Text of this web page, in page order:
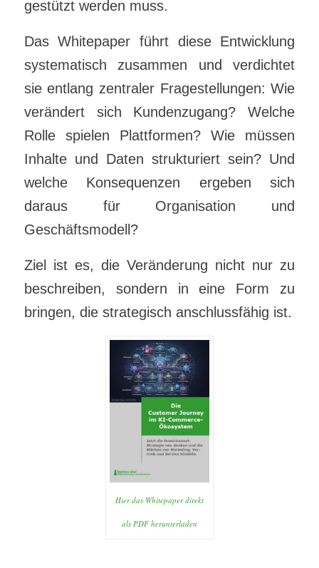
gestützt werden muss.
Das Whitepaper führt diese Entwicklung
systematisch zusammen und verdichtet
sie entlang zentraler Fragestellungen: Wie
verändert sich Kundenzugang? Welche
Rolle spielen Plattformen? Wie müssen
Inhalte und Daten strukturiert sein? Und
welche Konsequenzen ergeben sich
daraus für Organisation und
Geschäftsmodell?
Ziel ist es, die Veränderung nicht nur zu
beschreiben, sondern in eine Form zu
bringen, die strategisch anschlussfähig ist.
Hier das Whitepaper direkt
als PDF herunterladen